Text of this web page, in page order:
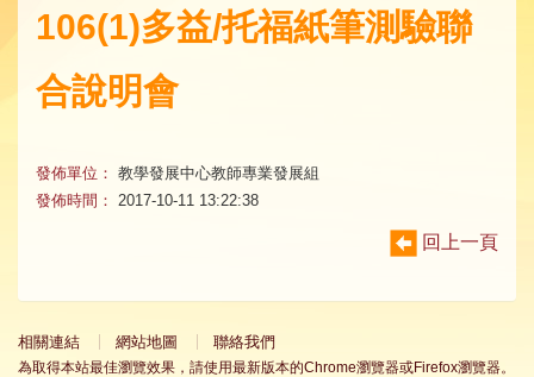
106(1)多益/托福紙筆測驗聯
合說明會
發佈單位： 教學發展中心教師專業發展組
發佈時間：
2017-10-11 13:22:38
回上一頁
相關連結 網站地圖 聯絡我們
為取得本站最佳瀏覽效果，請使用最新版本的Chrome瀏覽器或Firefox瀏覽器。